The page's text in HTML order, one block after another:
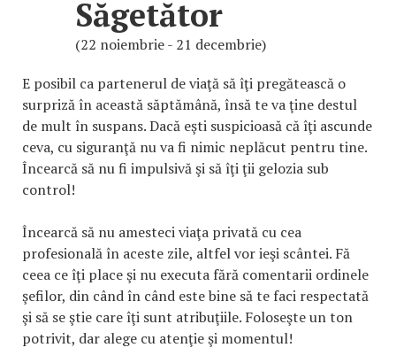
Săgetător
(22 noiembrie - 21 decembrie)
E posibil ca partenerul de viaţă să îţi pregătească o
surpriză în această săptămână, însă te va ţine destul
de mult în suspans. Dacă eşti suspicioasă că îţi ascunde
ceva, cu siguranţă nu va fi nimic neplăcut pentru tine.
Încearcă să nu fi impulsivă şi să îţi ţii gelozia sub
control!
Încearcă să nu amesteci viaţa privată cu cea
profesională în aceste zile, altfel vor ieşi scântei. Fă
ceea ce îţi place şi nu executa fără comentarii ordinele
şefilor, din când în când este bine să te faci respectată
şi să se ştie care îţi sunt atribuţiile. Foloseşte un ton
potrivit, dar alege cu atenţie şi momentul!